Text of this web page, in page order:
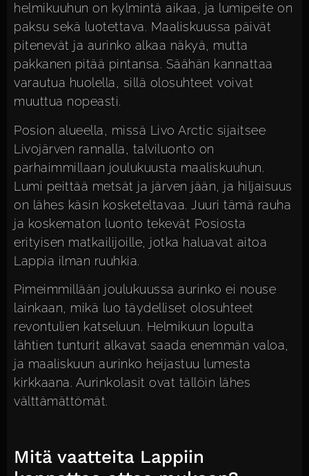
helmikuuhun on kylmintä aikaa, ja lumipeite on
paksu sekä luotettava. Maaliskuussa päivät
pitenevät ja aurinko alkaa näkyä, mutta
pakkanen pitää pintansa. Säähän kannattaa
varautua huolella, sillä olosuhteet voivat
muuttua nopeasti.
Posion alueella, missä Livo Arctic sijaitsee
Livojärven rannalla, talviluonto on
parhaimmillaan joulukuusta maaliskuuhun.
Lumi peittää metsät ja järven jään, ja hiljaisuus
on lähes käsin kosketeltavaa. Juuri tämä rauha
ja koskematon luonto tekevät Posiosta
erityisen matkailijoille, jotka haluavat aitoa
Lappia ilman ruuhkia.
Pimeimmillään joulukuussa aurinko ei nouse
lainkaan, mikä luo täydelliset olosuhteet
revontulien katseluun. Helmikuun lopulta
lähtien tunturit alkavat saada enemmän valoa,
ja maaliskuun aurinko heijastuu lumesta
kirkkaana. Aurinkolasit ovat tällöin lähes
välttämättömät.
Mitä vaatteita Lappiin